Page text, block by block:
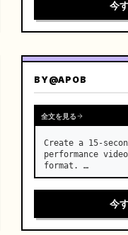
チアングルシステ
ョット → 車外トラ
ト、超ダイナミック
ーによるカットのマ
(0-2秒) ドライバー
今
BY@APOB
全文を見る
Create a 15-
performance
format. …
今